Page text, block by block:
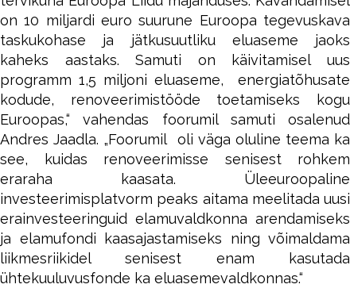
on 10 miljardi euro suurune Euroopa tegevuskava
taskukohase ja jätkusuutliku eluaseme jaoks
kaheks aastaks. Samuti on käivitamisel uus
programm 1,5 miljoni eluaseme, energiatõhusate
kodude, renoveerimistööde toetamiseks kogu
Euroopas,“ vahendas foorumil samuti osalenud
Andres Jaadla. „Foorumil oli väga oluline teema ka
see, kuidas renoveerimisse senisest rohkem
eraraha kaasata. Üleeuroopaline
investeerimisplatvorm peaks aitama meelitada uusi
erainvesteeringuid elamuvaldkonna arendamiseks
ja elamufondi kaasajastamiseks ning võimaldama
liikmesriikidel senisest enam kasutada
ühtekuuluvusfonde ka eluasemevaldkonnas.“